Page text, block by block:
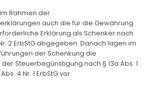
Rahmen der
auch die für die Gewährung
Erklärung als Schenker nach
Nr. 2 ErbStG abgegeben. Danach lagen im
der Schenkung die
Steuerbegünstigung nach § 13a Abs. 1
4 Nr. 1 ErbStG vor.